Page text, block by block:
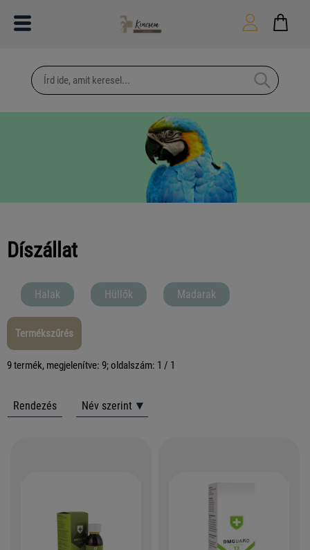
Díszállat
Halak Hüllők Madarak
Termékszűrés
9 termék, megjelenítve: 9; oldalszám: 1 / 1
Rendezés Név szerint